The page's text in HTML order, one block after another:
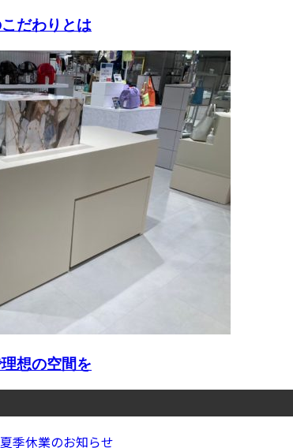
だわりとは
想の空間を
季休業のお知らせ